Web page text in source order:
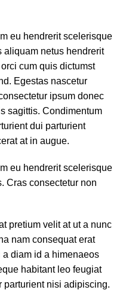
eu hendrerit scelerisque
aliquam netus hendrerit
cum quis dictumst
Egestas nascetur
ipsum donec
sagittis. Condimentum
dui parturient
at in augue.
eu hendrerit scelerisque
Cras consectetur non
pretium velit at ut a nunc
nam consequat erat
diam id a himenaeos
habitant leo feugiat
parturient nisi adipiscing.